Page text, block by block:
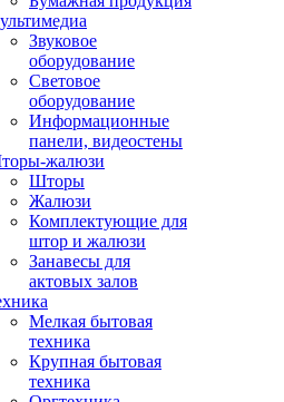
Звуковое
оборудование
Световое
оборудование
Информационные
панели, видеостены
жалюзи
Шторы
Жалюзи
Комплектующие для
штор и жалюзи
Занавесы для
актовых залов
Мелкая бытовая
техника
Крупная бытовая
техника